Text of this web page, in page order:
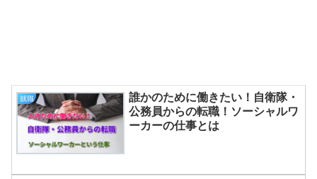
就職
誰かのために働きたい！自衛隊・
公務員からの転職！ソーシャルワ
ーカーの仕事とは